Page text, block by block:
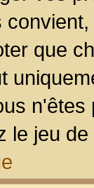
que
le jeu